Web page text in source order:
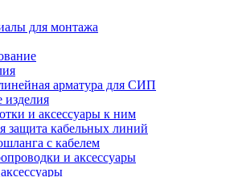
для монтажа
арматура для СИП
и аксессуары к ним
защита кабельных линий
с кабелем
и аксессуары